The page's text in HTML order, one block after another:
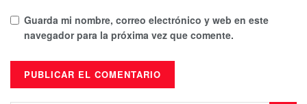
Guarda mi nombre, correo electrónico y web en este
navegador para la próxima vez que comente.